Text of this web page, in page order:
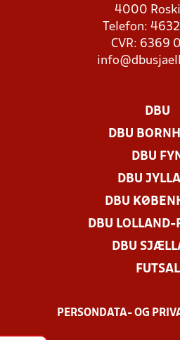
4000
Telefon:
CVR: 6369
DBU
DBU
DBU FYN
DBU
DBU
DBU LOLLAND-
DBU
FUTSAL
PERSONDATA- OG